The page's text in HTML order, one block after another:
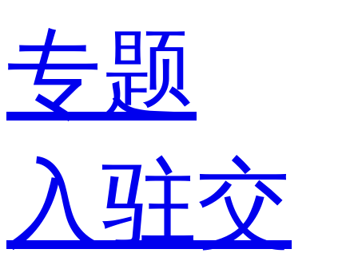
专题
入驻交